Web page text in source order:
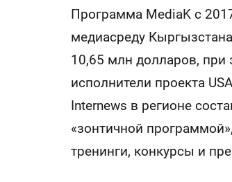
Программа MediaK с
медиасреду
10,65 млн долларов, при
исполнители проекта
Internews в регионе
«зонтичной
тренинги, конкурсы и